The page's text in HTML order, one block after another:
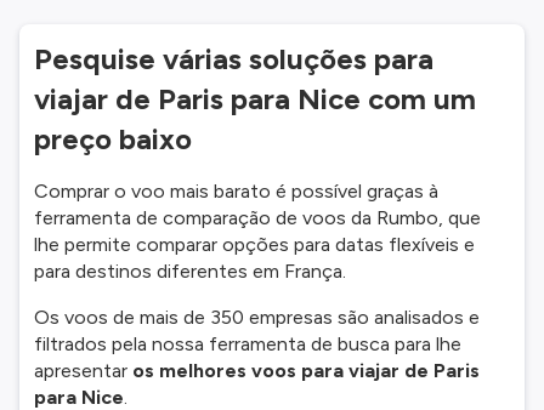
Pesquise várias soluções para
viajar de Paris para Nice com um
preço baixo
Comprar o voo mais barato é possível graças à
ferramenta de comparação de voos da Rumbo, que
lhe permite comparar opções para datas flexíveis e
para destinos diferentes em França.
Os voos de mais de 350 empresas são analisados e
filtrados pela nossa ferramenta de busca para lhe
apresentar os melhores voos para viajar de Paris
para Nice.